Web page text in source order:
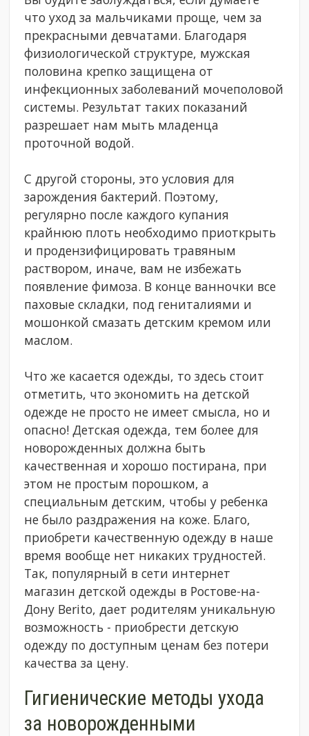
что уход за мальчиками проще, чем за
прекрасными девчатами. Благодаря
физиологической структуре, мужская
половина крепко защищена от
инфекционных заболеваний мочеполовой
системы. Результат таких показаний
разрешает нам мыть младенца
проточной водой.
С другой стороны, это условия для
зарождения бактерий. Поэтому,
регулярно после каждого купания
крайнюю плоть необходимо приоткрыть
и продензифицировать травяным
раствором, иначе, вам не избежать
появление фимоза. В конце ванночки все
паховые складки, под гениталиями и
мошонкой смазать детским кремом или
маслом.
Что же касается одежды, то здесь стоит
отметить, что экономить на детской
одежде не просто не имеет смысла, но и
опасно! Детская одежда, тем более для
новорожденных должна быть
качественная и хорошо постирана, при
этом не простым порошком, а
специальным детским, чтобы у ребенка
не было раздражения на коже. Благо,
приобрети качественную одежду в наше
время вообще нет никаких трудностей.
Так, популярный в сети интернет
магазин детской одежды в Ростове-на-
Дону Berito, дает родителям уникальную
возможность - приобрести детскую
одежду по доступным ценам без потери
качества за цену.
Гигиенические методы ухода
за новорожденными